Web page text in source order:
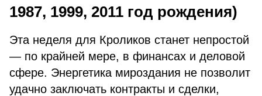
1987, 1999, 2011 год рождения)
Эта неделя для Кроликов станет непростой
— по крайней мере, в финансах и деловой
сфере. Энергетика мироздания не позволит
удачно заключать контракты и сделки,